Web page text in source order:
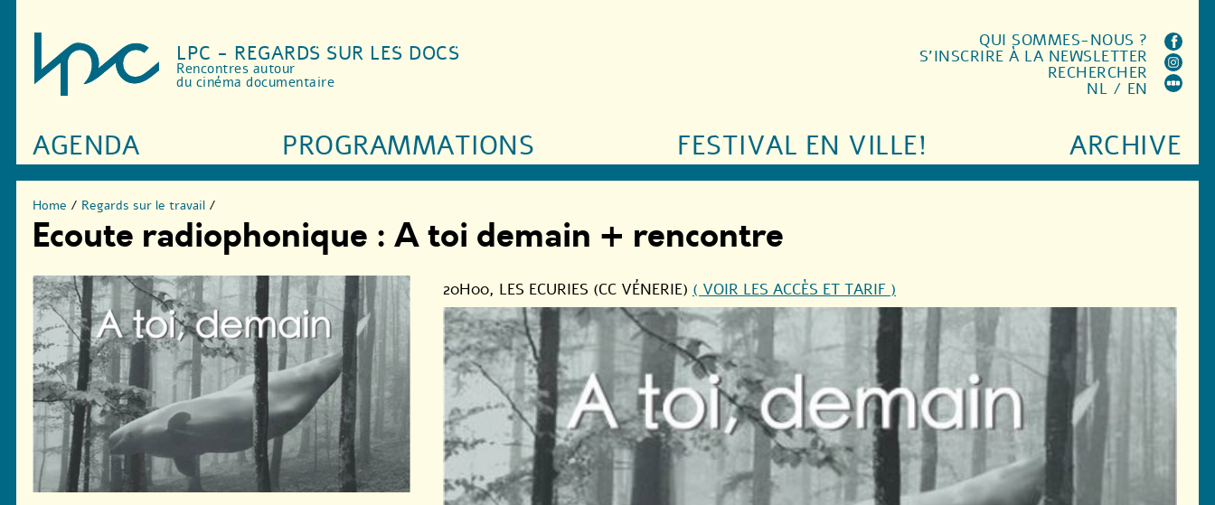
LPC - REGARDS SUR LES DOCS
Rencontres autour
du cinéma documentaire
AGENDA PROGRAMMATIONS FESTIVAL EN VILLE! ARCHIVE
QUI SOMMES-NOUS ?
S'INSCRIRE À LA NEWSLETTER
RECHERCHER
NL / EN
Home / Regards sur le travail /
Ecoute radiophonique : A toi demain + rencontre
20H00, LES ECURIES (CC VÉNERIE) ( VOIR LES ACCÈS ET TARIF )